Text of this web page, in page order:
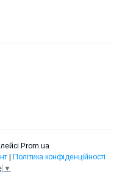
Prom.ua
Політика конфіденційності
▼